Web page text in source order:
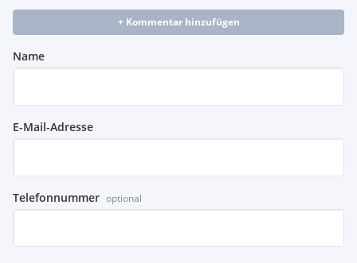
+ Kommentar hinzufügen
Name
E-Mail-Adresse
Telefonnummer optional